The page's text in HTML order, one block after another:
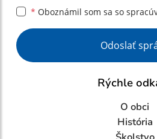
* Oboznámil som sa so
Google reCaptcha Response
Odoslať
Rýchle
O obci
História